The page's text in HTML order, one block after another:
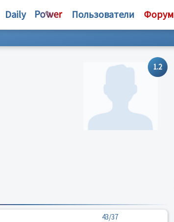
Daily Пользователи Форум
1.2
43/37